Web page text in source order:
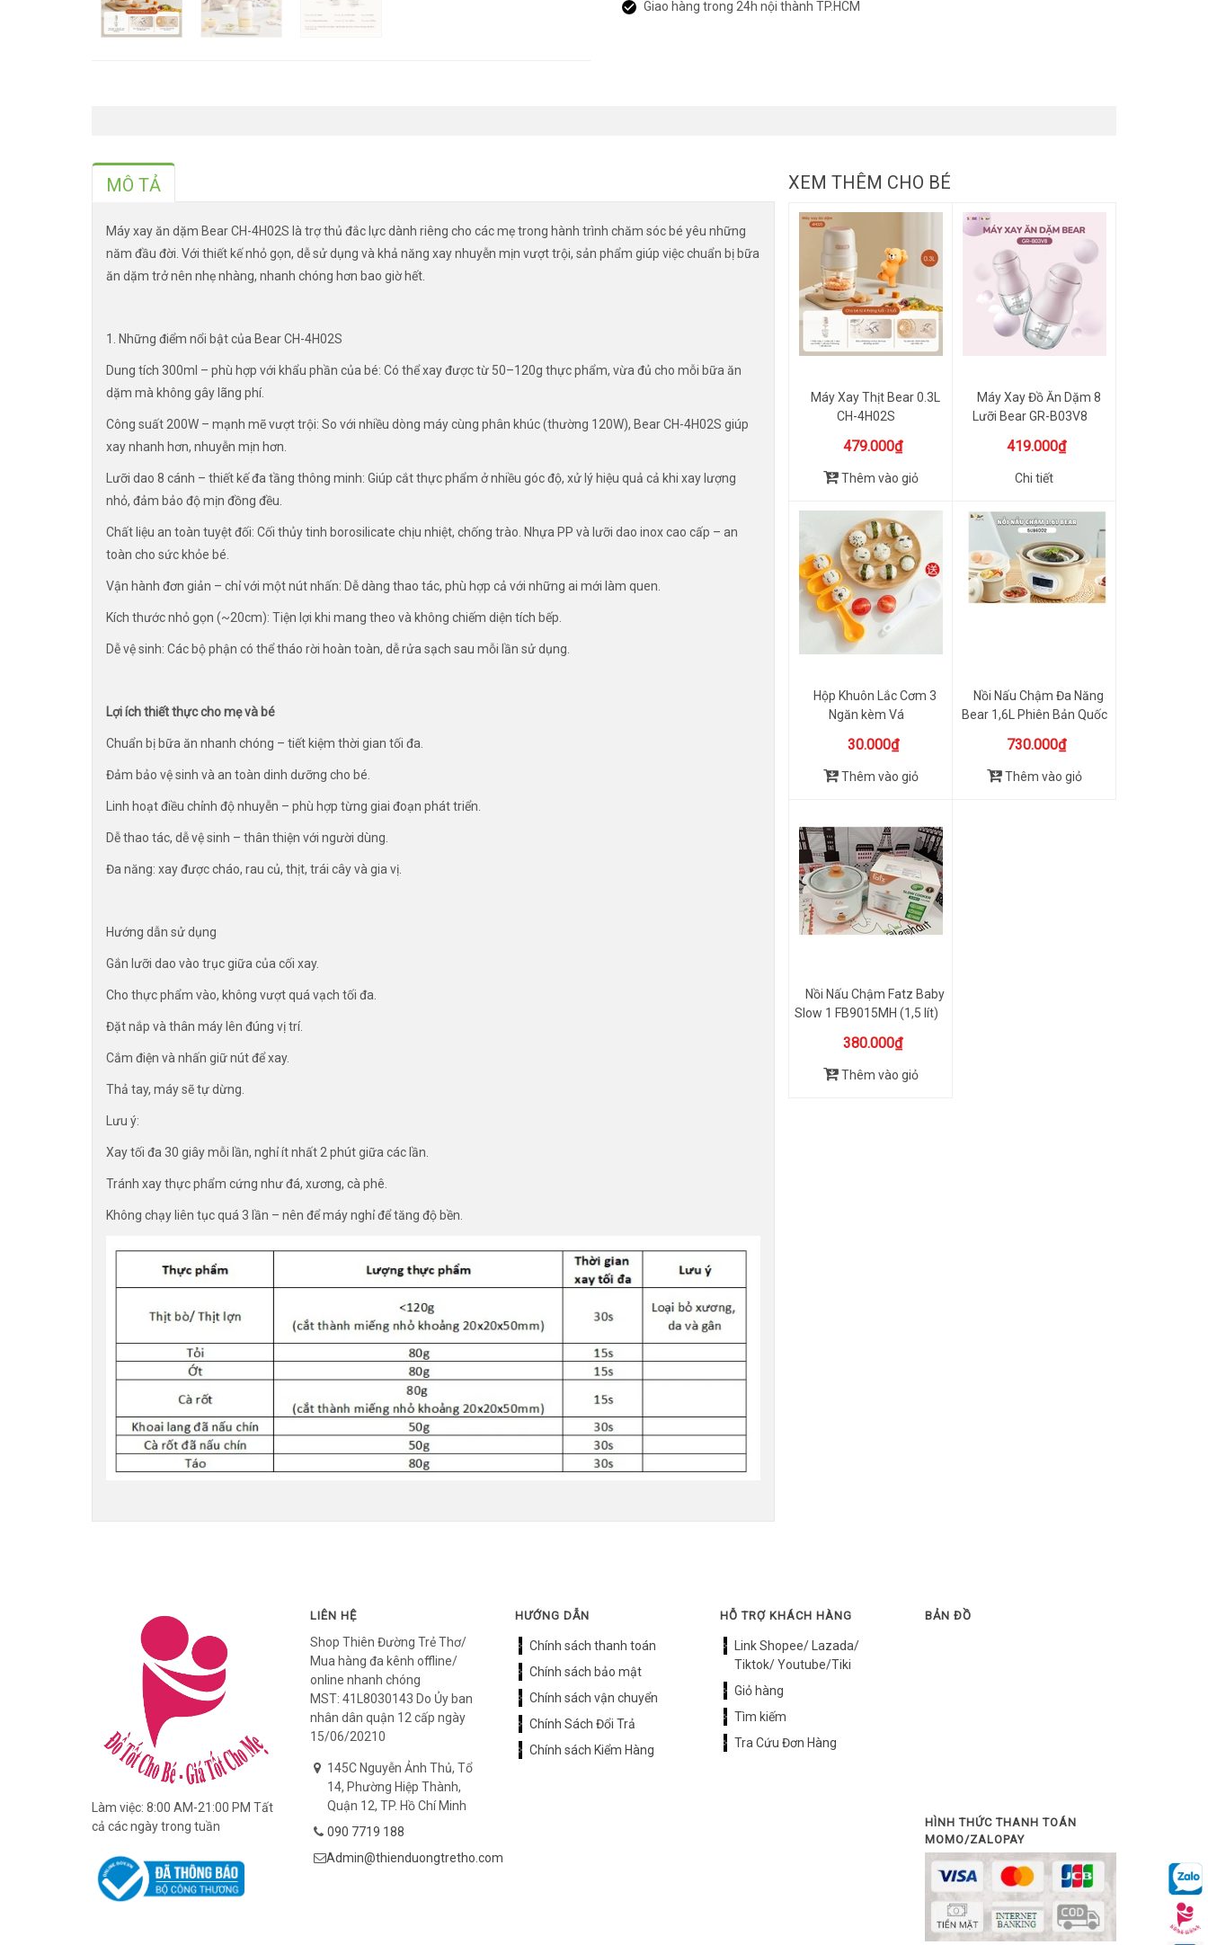
Giao hàng trong 24h nội thành TP.HCM
MÔ TẢ
Máy xay ăn dặm Bear CH-4H02S là trợ thủ đắc lực dành riêng cho các mẹ trong hành trình chăm sóc bé yêu những
năm đầu đời. Với thiết kế nhỏ gọn, dễ sử dụng và khả năng xay nhuyễn mịn vượt trội, sản phẩm giúp việc chuẩn bị bữa
ăn dặm trở nên nhẹ nhàng, nhanh chóng hơn bao giờ hết.
1. Những điểm nổi bật của Bear CH-4H02S
Dung tích 300ml – phù hợp với khẩu phần của bé: Có thể xay được từ 50–120g thực phẩm, vừa đủ cho mỗi bữa ăn
dặm mà không gây lãng phí.
Công suất 200W – mạnh mẽ vượt trội: So với nhiều dòng máy cùng phân khúc (thường 120W), Bear CH-4H02S giúp
xay nhanh hơn, nhuyễn mịn hơn.
Lưỡi dao 8 cánh – thiết kế đa tầng thông minh: Giúp cắt thực phẩm ở nhiều góc độ, xử lý hiệu quả cả khi xay lượng
nhỏ, đảm bảo độ mịn đồng đều.
Chất liệu an toàn tuyệt đối: Cối thủy tinh borosilicate chịu nhiệt, chống trào. Nhựa PP và lưỡi dao inox cao cấp – an
toàn cho sức khỏe bé.
Vận hành đơn giản – chỉ với một nút nhấn: Dễ dàng thao tác, phù hợp cả với những ai mới làm quen.
Kích thước nhỏ gọn (~20cm): Tiện lợi khi mang theo và không chiếm diện tích bếp.
Dễ vệ sinh: Các bộ phận có thể tháo rời hoàn toàn, dễ rửa sạch sau mỗi lần sử dụng.
Lợi ích thiết thực cho mẹ và bé
Chuẩn bị bữa ăn nhanh chóng – tiết kiệm thời gian tối đa.
Đảm bảo vệ sinh và an toàn dinh dưỡng cho bé.
Linh hoạt điều chỉnh độ nhuyễn – phù hợp từng giai đoạn phát triển.
Dễ thao tác, dễ vệ sinh – thân thiện với người dùng.
Đa năng: xay được cháo, rau củ, thịt, trái cây và gia vị.
Hướng dẫn sử dụng
Gắn lưỡi dao vào trục giữa của cối xay.
Cho thực phẩm vào, không vượt quá vạch tối đa.
Đặt nắp và thân máy lên đúng vị trí.
Cắm điện và nhấn giữ nút để xay.
Thả tay, máy sẽ tự dừng.
Lưu ý:
Xay tối đa 30 giây mỗi lần, nghỉ ít nhất 2 phút giữa các lần.
Tránh xay thực phẩm cứng như đá, xương, cà phê.
Không chạy liên tục quá 3 lần – nên để máy nghỉ để tăng độ bền.
XEM THÊM CHO BÉ
Máy Xay Thịt Bear 0.3L
CH-4H02S
479.000₫
Thêm vào giỏ
Máy Xay Đồ Ăn Dặm 8
Lưỡi Bear GR-B03V8
419.000₫
Chi tiết
Hộp Khuôn Lắc Cơm 3
Ngăn kèm Vá
30.000₫
Thêm vào giỏ
Nồi Nấu Chậm Đa Năng
Bear 1,6L Phiên Bản Quốc
730.000₫
Thêm vào giỏ
Nồi Nấu Chậm Fatz Baby
Slow 1 FB9015MH (1,5 lít)
380.000₫
Thêm vào giỏ
Làm việc: 8:00 AM-21:00 PM Tất
cả các ngày trong tuần
LIÊN HỆ
Shop Thiên Đường Trẻ Thơ/
Mua hàng đa kênh offline/
online nhanh chóng
MST: 41L8030143 Do Ủy ban
nhân dân quận 12 cấp ngày
15/06/20210
145C Nguyễn Ảnh Thủ, Tổ
14, Phường Hiệp Thành,
Quận 12, TP. Hồ Chí Minh
090 7719 188
Admin@thienduongtretho.com
HƯỚNG DẪN
Chính sách thanh toán
Chính sách bảo mật
Chính sách vận chuyển
Chính Sách Đổi Trả
Chính sách Kiểm Hàng
HỖ TRỢ KHÁCH HÀNG
Link Shopee/ Lazada/
Tiktok/ Youtube/Tiki
Giỏ hàng
Tìm kiếm
Tra Cứu Đơn Hàng
BẢN ĐỒ
HÌNH THỨC THANH TOÁN
MOMO/ZALOPAY